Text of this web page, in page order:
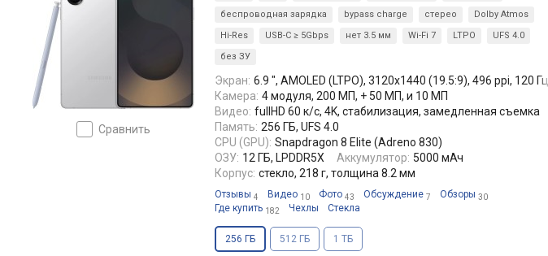
сравнить
беспроводная зарядка
bypass charge стерео
Dolby Atmos
Hi-Res
USB-C ≥ 5Gbps нет 3.5 мм Wi-Fi 7 LTPO
UFS 4.0
без ЗУ
Экран: 6.9 ", AMOLED (LTPO), 3120x1440 (19.5:9), 496 ppi, 120 Гц
Камера: 4 модуля, 200 МП, + 50 МП, и 10 МП
Видео: fullHD 60 к/с, 4K, стабилизация, замедленная съемка
Память: 256 ГБ, UFS 4.0
CPU (GPU): Snapdragon 8 Elite (Adreno 830)
ОЗУ: 12 ГБ, LPDDR5X Аккумулятор: 5000 мАч
Корпус: стекло, 218 г, толщина 8.2 мм
Отзывы 4 Видео 10 Фото 43 Обсуждение 7 Обзоры 30
Где купить 182 Чехлы Стекла
256 ГБ 512 ГБ 1 ТБ